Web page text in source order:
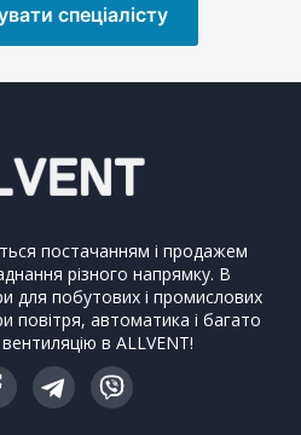
спеціалісту
постачанням і продажем
різного напрямку. В
для побутових і промислових
повітря, автоматика і багато
в ALLVENT!